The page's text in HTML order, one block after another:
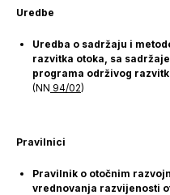
Uredbe
Uredba o sadržaju i
razvitka otoka, sa
programa održivog
(NN 94/02)
Pravilnici
Pravilnik o otočnim
vrednovanja razvijenosti